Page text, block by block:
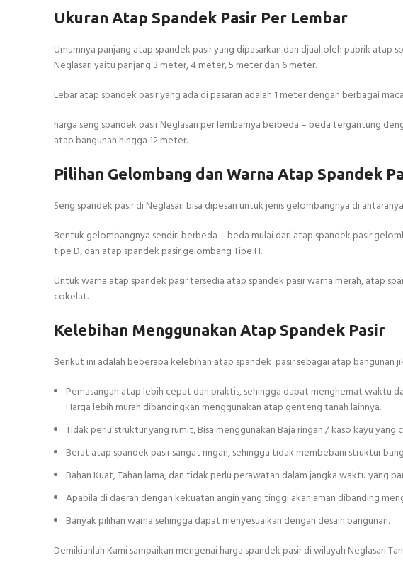
Ukuran Atap Spandek Pasir Per Lembar
Umumnya panjang atap spandek pasir yang dipasarkan dan djual oleh pabrik
Neglasari yaitu panjang 3 meter, 4 meter, 5 meter dan 6 meter.
Lebar atap spandek pasir yang ada di pasaran adalah 1 meter dengan berbagai
harga seng spandek pasir Neglasari per lembarnya berbeda – beda tergantung
atap bangunan hingga 12 meter.
Pilihan Gelombang dan Warna Atap Spandek
Seng spandek pasir di Neglasari bisa dipesan untuk jenis gelombangnya di
Bentuk gelombangnya sendiri berbeda – beda mulai dari atap spandek pasir
tipe D, dan atap spandek pasir gelombang Tipe H.
Untuk warna atap spandek pasir tersedia atap spandek pasir warna merah, atap
cokelat.
Kelebihan Menggunakan Atap Spandek Pasir
Berikut ini adalah beberapa kelebihan atap spandek pasir sebagai atap bangunan
Pemasangan atap lebih cepat dan praktis, sehingga dapat menghemat waktu
Harga lebih murah dibandingkan menggunakan atap genteng tanah lainnya.
Tidak perlu struktur yang rumit, Bisa menggunakan Baja ringan / kaso kayu yang
Berat atap spandek pasir sangat ringan, sehingga tidak membebani struktur
Bahan Kuat, Tahan lama, dan tidak perlu perawatan dalam jangka waktu yang
Apabila di daerah dengan kekuatan angin yang tinggi akan aman dibanding
Banyak pilihan warna sehingga dapat menyesuaikan dengan desain bangunan.
Demikianlah Kami sampaikan mengenai harga spandek pasir di wilayah Neglasari